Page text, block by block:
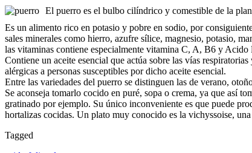
El puerro es el bulbo cilíndrico y comestible de la
Es un alimento rico en potasio y pobre en sodio, por
sales minerales como hierro, azufre sílice, magnesio, potasio,
las vitaminas contiene especialmente vitamina C, A, B6 y Acido
Contiene un aceite esencial que actúa sobre las vías
alérgicas a personas susceptibles por dicho aceite esencial.
Entre las variedades del puerro se distinguen las de verano,
Se aconseja tomarlo cocido en puré, sopa o crema, ya que así
gratinado por ejemplo. Su único inconveniente es que puede
hortalizas cocidas. Un plato muy conocido es la vichyssoise,
Tagged